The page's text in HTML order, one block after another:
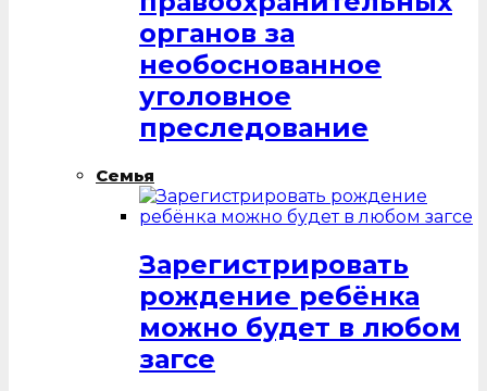
органов за
необоснованное
уголовное
преследование
Семья
Зарегистрировать
рождение ребёнка
можно будет в любом
загсе